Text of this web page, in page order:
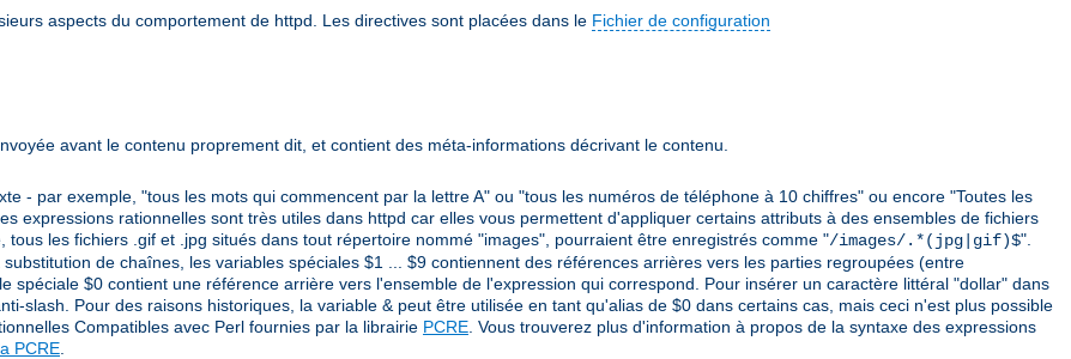
aspects du comportement de httpd. Les directives sont placées dans le Fichier de configuration
avant le contenu proprement dit, et contient des méta-informations décrivant le contenu.
- par exemple, "tous les mots qui commencent par la lettre A" ou "tous les numéros de téléphone à 10 chiffres" ou encore "Toutes les
expressions rationnelles sont très utiles dans httpd car elles vous permettent d'appliquer certains attributs à des ensembles de fichiers
les fichiers .gif et .jpg situés dans tout répertoire nommé "images", pourraient être enregistrés comme "/images/.*(jpg|gif)$".
de chaînes, les variables spéciales $1 ... $9 contiennent des références arrières vers les parties regroupées (entre
spéciale $0 contient une référence arrière vers l'ensemble de l'expression qui correspond. Pour insérer un caractère littéral "dollar" dans
slash. Pour des raisons historiques, la variable & peut être utilisée en tant qu'alias de $0 dans certains cas, mais ceci n'est plus possible
Compatibles avec Perl fournies par la librairie PCRE . Vous trouverez plus d'information à propos de la syntaxe des expressions
PCRE